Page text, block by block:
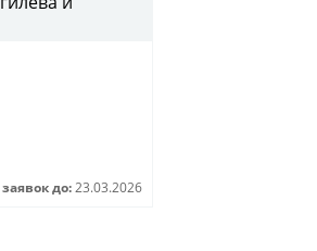
до:23.03.2026